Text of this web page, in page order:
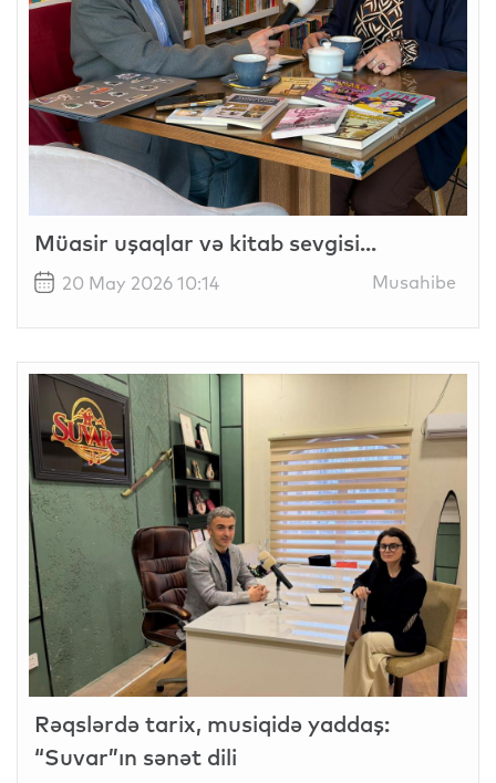
Müasir uşaqlar və kitab sevgisi...
20 May 2026 10:14 Musahibe
Rəqslərdə tarix, musiqidə yaddaş:
“Suvar”ın sənət dili